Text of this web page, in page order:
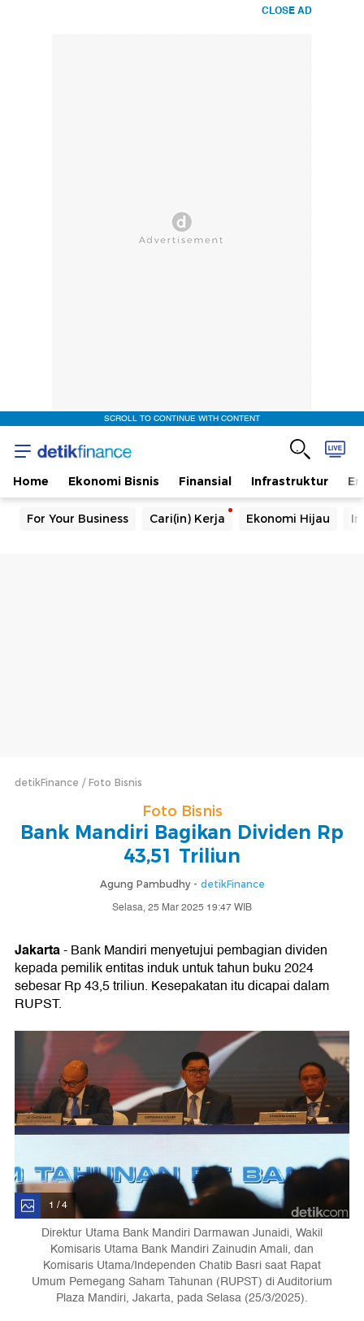
CLOSE AD
SCROLL TO CONTINUE WITH CONTENT
Home Ekonomi Bisnis Finansial Infrastruktur
For Your Business Cari(in) Kerja Ekonomi Hijau
detikFinance Foto Bisnis
Foto Bisnis
Bank Mandiri Bagikan Dividen Rp
43,51 Triliun
Agung Pambudhy - detikFinance
Selasa, 25 Mar 2025 19:47 WIB
Jakarta- Bank Mandiri menyetujui pembagian dividen
kepada pemilik entitas induk untuk tahun buku 2024
sebesar Rp 43,5 triliun. Kesepakatan itu dicapai dalam
RUPST.
1 / 4
Direktur Utama Bank Mandiri Darmawan Junaidi, Wakil
Komisaris Utama Bank Mandiri Zainudin Amali, dan
Komisaris Utama/Independen Chatib Basri saat Rapat
Umum Pemegang Saham Tahunan (RUPST) di Auditorium
Plaza Mandiri, Jakarta, pada Selasa (25/3/2025).